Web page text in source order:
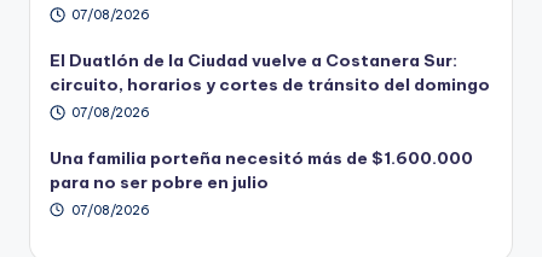
07/08/2026
El Duatlón de la Ciudad vuelve a Costanera Sur:
circuito, horarios y cortes de tránsito del domingo
07/08/2026
Una familia porteña necesitó más de $1.600.000
para no ser pobre en julio
07/08/2026